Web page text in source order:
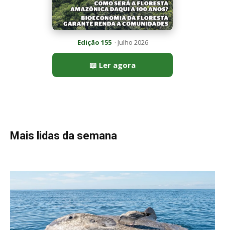
Peixe-lua emerge horizontalmente na superfície oceânica para
permitir que aves marinhas removam ectoparasitas